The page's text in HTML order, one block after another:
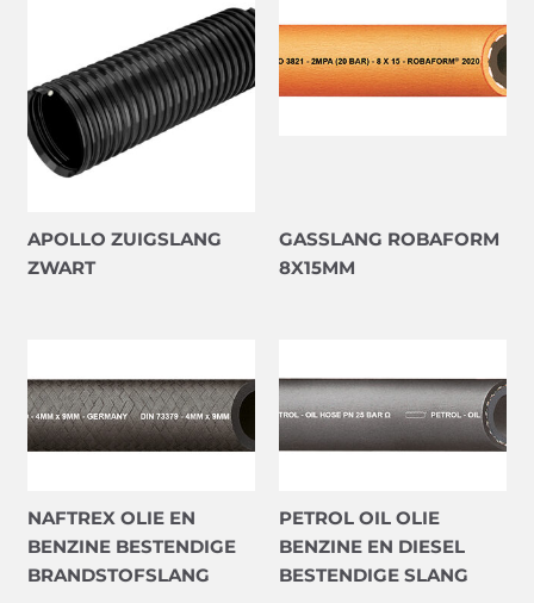
APOLLO ZUIGSLANG
ZWART
GASSLANG ROBAFORM
8X15MM
NAFTREX OLIE EN
BENZINE BESTENDIGE
BRANDSTOFSLANG
PETROL OIL OLIE
BENZINE EN DIESEL
BESTENDIGE SLANG